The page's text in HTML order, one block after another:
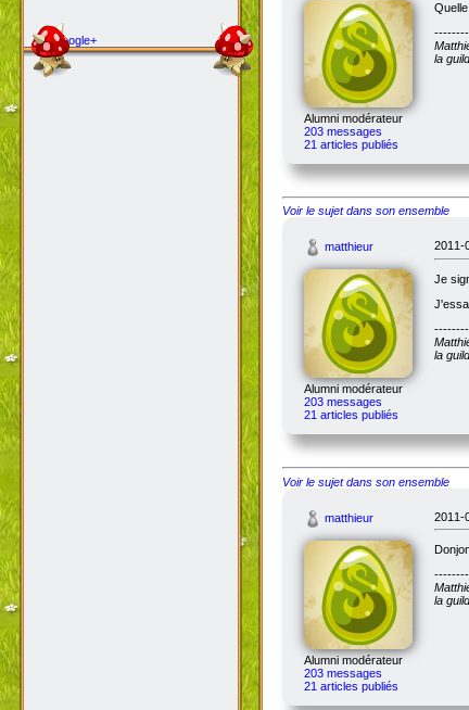
Google+
Alumni modérateur
203 messages
21 articles publiés
la
Voir le sujet dans son ensemble
matthieur
Alumni modérateur
203 messages
21 articles publiés
2011-
Je
la
Voir le sujet dans son ensemble
matthieur
Alumni modérateur
203 messages
21 articles publiés
2011-
la